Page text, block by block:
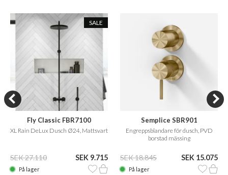
SALE
Fly Classic FBR7100
XL Rain DeLux Dusch Ø24, Mattsvart
SEK 27.110 SEK 9.715
På lager
Semplice SBR901
Engreppsblandare för dusch, PVD
borstad mässing
SEK 18.845 SEK 15.075
På lager